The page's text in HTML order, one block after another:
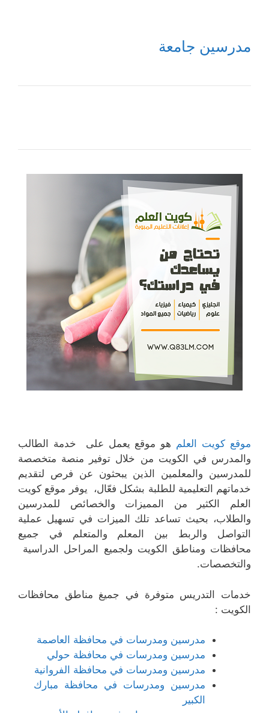
مدرسين جامعة
موقع كويت العلم هو موقع يعمل على خدمة الطالب
والمدرس في الكويت من خلال توفير منصة متخصصة
للمدرسين والمعلمين الذين يبحثون عن فرص لتقديم
خدماتهم التعليمية للطلبة بشكل فعّال، يوفر موقع كويت
العلم الكثير من المميزات والخصائص للمدرسين
والطلاب، بحيث تساعد تلك الميزات في تسهيل عملية
التواصل والربط بين المعلم والمتعلم في جميع
محافظات ومناطق الكويت ولجميع المراحل الدراسية
والتخصصات.
خدمات التدريس متوفرة في جميغ مناطق محافظات
الكويت :
مدرسين ومدرسات في محافظة العاصمة
مدرسين ومدرسات في محافظة حولي
مدرسين ومدرسات في محافظة الفروانية
مدرسين ومدرسات في محافظة مبارك
الكبير